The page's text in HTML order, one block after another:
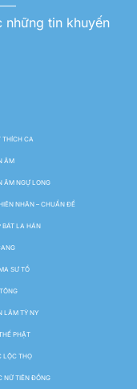
những tin khuyến
THÍCH CA
ÂM
ÂM NGỰ LONG
NHÃN – CHUẨN ĐỀ
BÁT LA HÁN
SƯ TỔ
LÂM TỲ NY
PHẬT
LỘC THỌ
NỮ TIÊN ĐỒNG